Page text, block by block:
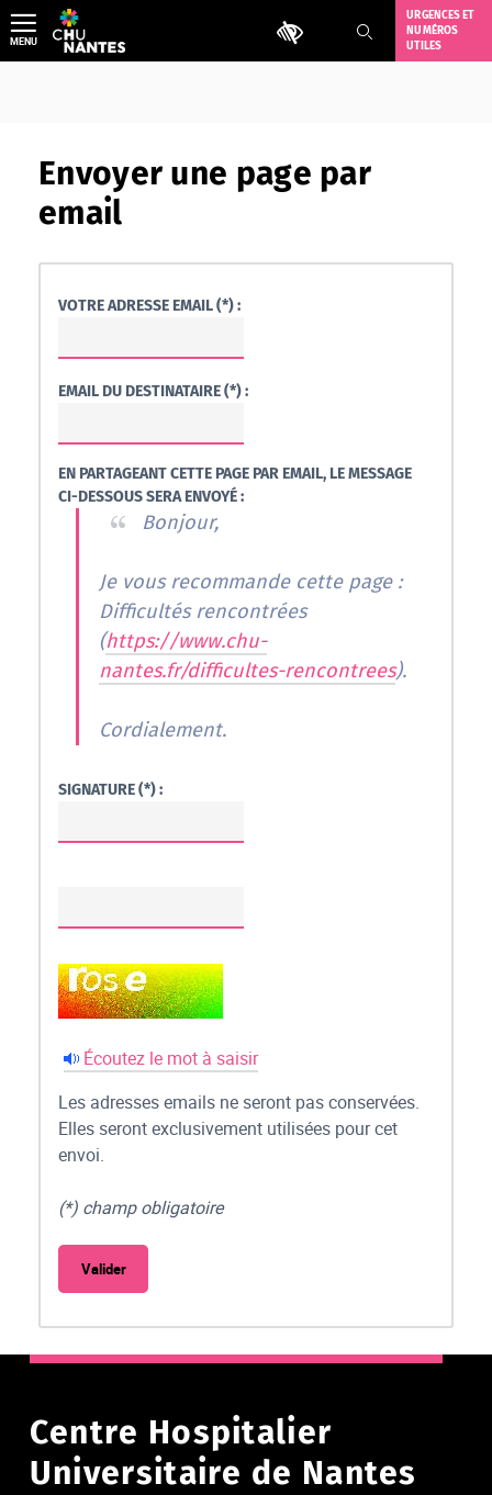
Aller
au
contenu
Outils d'accessibilité
URGENCES ET
NUMÉROS
UTILES
MENU
Envoyer une page par
email
VOTRE ADRESSE EMAIL (*) :
EMAIL DU DESTINATAIRE (*) :
EN PARTAGEANT CETTE PAGE PAR EMAIL, LE MESSAGE
CI-DESSOUS SERA ENVOYÉ :
Bonjour,
Je vous recommande cette page :
Difficultés rencontrées
(https://www.chu-
nantes.fr/difficultes-rencontrees).
Cordialement.
SIGNATURE (*) :
Écoutez le mot à saisir
Les adresses emails ne seront pas conservées.
Elles seront exclusivement utilisées pour cet
envoi.
(*) champ obligatoire
Centre Hospitalier
Universitaire de Nantes